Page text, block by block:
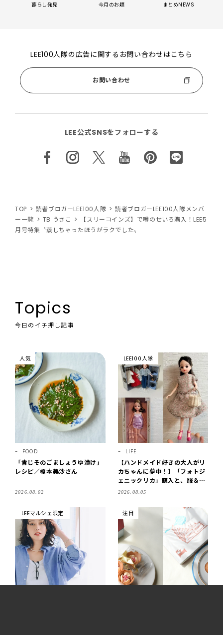
暮らし発見 今月のお題 まとめNEWS
LEE100人隊の広告に関するお問い合わせはこちら
お問い合わせ
LEE公式SNSをフォローする
TOP 読者ブロガーLEE100人隊
読者ブロガーLEE100人隊メンバ
ー一覧
TB うさこ
【スリーコインズ】で噂のせいろ購入！LEE5
月号特集〝蒸しちゃったほうがラクでした〟
Topics
今日のイチ押し記事
人気
FOOD
「青じそのごましょうゆ漬け」
レシピ／榎本美沙さん
2026.08.02
LEE100人隊
LIFE
【ハンドメイド好きの大人がリ
カちゃんに夢中！】「フォトジ
ェニックリカ」購入と、服＆ク
ローゼットの手づくり実例をご
2026.08.05
LEEマルシェ限定 注目